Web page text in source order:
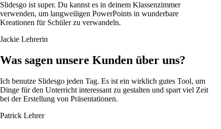
Slidesgo ist super. Du kannst es in deinem Klassenzimmer
verwenden, um langweiligen PowerPoints in wunderbare
Kreationen für Schüler zu verwandeln.
Jackie Lehrerin
Was sagen unsere Kunden über uns?
Ich benutze Slidesgo jeden Tag. Es ist ein wirklich gutes Tool, um
Dinge für den Unterricht interessant zu gestalten und spart viel Zeit
bei der Erstellung von Präsentationen.
Patrick Lehrer